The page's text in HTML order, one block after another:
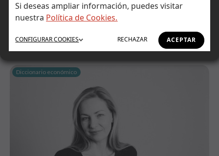
Si deseas ampliar información, puedes visitar
nuestra Política de Cookies.
ACEPTAR
RECHAZAR
CONFIGURARCOOKIES
lobbies
Diccionario económico